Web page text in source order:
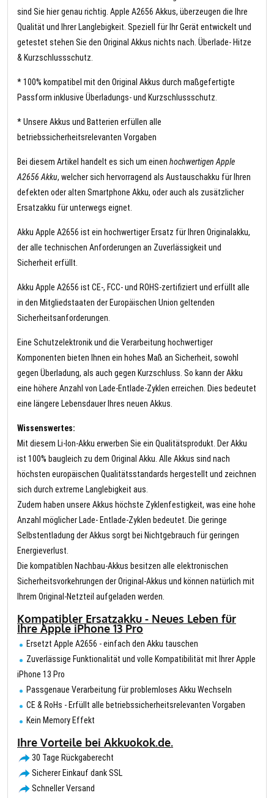
sind Sie hier genau richtig. Apple A2656 Akkus, überzeugen die Ihre
Qualität und Ihrer Langlebigkeit. Speziell für Ihr Gerät entwickelt und
getestet stehen Sie den Original Akkus nichts nach. Überlade- Hitze
& Kurzschlussschutz.
* 100% kompatibel mit den Original Akkus durch maßgefertigte
Passform inklusive Überladungs- und Kurzschlussschutz.
* Unsere Akkus und Batterien erfüllen alle
betriebssicherheitsrelevanten Vorgaben
Bei diesem Artikel handelt es sich um einen hochwertigen Apple
A2656 Akku, welcher sich hervorragend als Austauschakku für Ihren
defekten oder alten Smartphone Akku, oder auch als zusätzlicher
Ersatzakku für unterwegs eignet.
Akku Apple A2656 ist ein hochwertiger Ersatz für Ihren Originalakku,
der alle technischen Anforderungen an Zuverlässigkeit und
Sicherheit erfüllt.
Akku Apple A2656 ist CE-, FCC- und ROHS-zertifiziert und erfüllt alle
in den Mitgliedstaaten der Europäischen Union geltenden
Sicherheitsanforderungen.
Eine Schutzelektronik und die Verarbeitung hochwertiger
Komponenten bieten Ihnen ein hohes Maß an Sicherheit, sowohl
gegen Überladung, als auch gegen Kurzschluss. So kann der Akku
eine höhere Anzahl von Lade-Entlade-Zyklen erreichen. Dies bedeutet
eine längere Lebensdauer Ihres neuen Akkus.
Wissenswertes:
Mit diesem Li-Ion-Akku erwerben Sie ein Qualitätsprodukt. Der Akku
ist 100% baugleich zu dem Original Akku. Alle Akkus sind nach
höchsten europäischen Qualitätsstandards hergestellt und zeichnen
sich durch extreme Langlebigkeit aus.
Zudem haben unsere Akkus höchste Zyklenfestigkeit, was eine hohe
Anzahl möglicher Lade- Entlade-Zyklen bedeutet. Die geringe
Selbstentladung der Akkus sorgt bei Nichtgebrauch für geringen
Energieverlust.
Die kompatiblen Nachbau-Akkus besitzen alle elektronischen
Sicherheitsvorkehrungen der Original-Akkus und können natürlich mit
Ihrem Original-Netzteil aufgeladen werden.
Kompatibler Ersatzakku - Neues Leben für
Ihre Apple iPhone 13 Pro
Ersetzt Apple A2656 - einfach den Akku tauschen
Zuverlässige Funktionalität und volle Kompatibilität mit Ihrer Apple
iPhone 13 Pro
Passgenaue Verarbeitung für problemloses Akku Wechseln
CE & RoHs - Erfüllt alle betriebssicherheitsrelevanten Vorgaben
Kein Memory Effekt
Ihre Vorteile bei Akkuokok.de.
30 Tage Rückgaberecht
Sicherer Einkauf dank SSL
Schneller Versand